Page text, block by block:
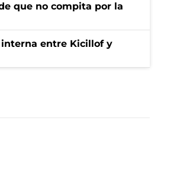
que no compita por la
interna entre Kicillof y